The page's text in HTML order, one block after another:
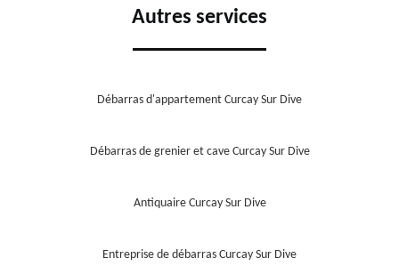
Autres services
Débarras d'appartement Curcay Sur Dive
Débarras de grenier et cave Curcay Sur Dive
Antiquaire Curcay Sur Dive
Entreprise de débarras Curcay Sur Dive